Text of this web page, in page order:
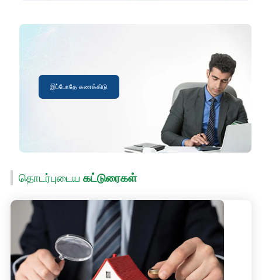
இப்போதே கணக்கிடு
தொடர்புடைய கட்டுரைகள்